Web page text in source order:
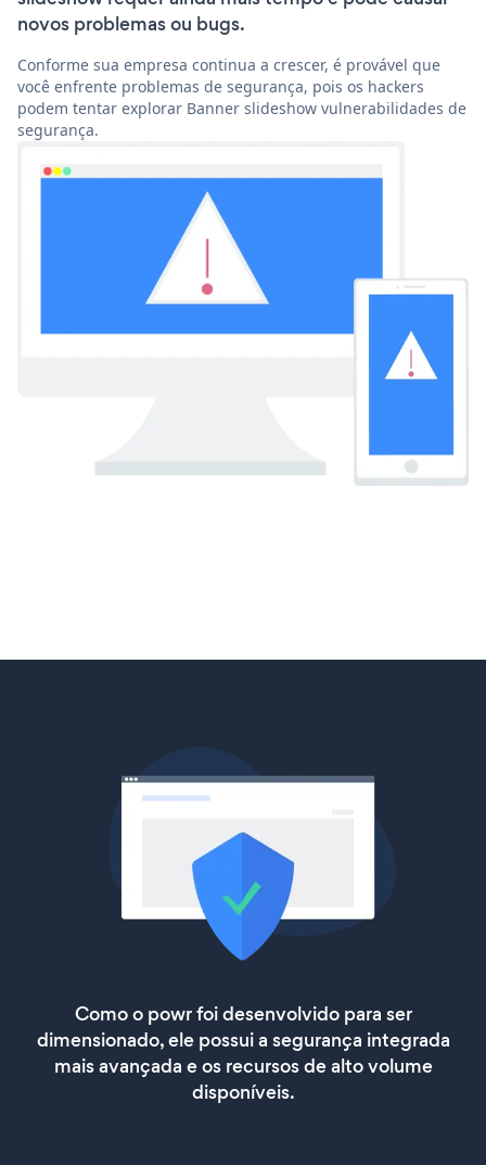
novos problemas ou bugs.
Conforme sua empresa continua a crescer, é provável que
você enfrente problemas de segurança, pois os hackers
podem tentar explorar Banner slideshow vulnerabilidades de
segurança.
Como o powr foi desenvolvido para ser
dimensionado, ele possui a segurança integrada
mais avançada e os recursos de alto volume
disponíveis.